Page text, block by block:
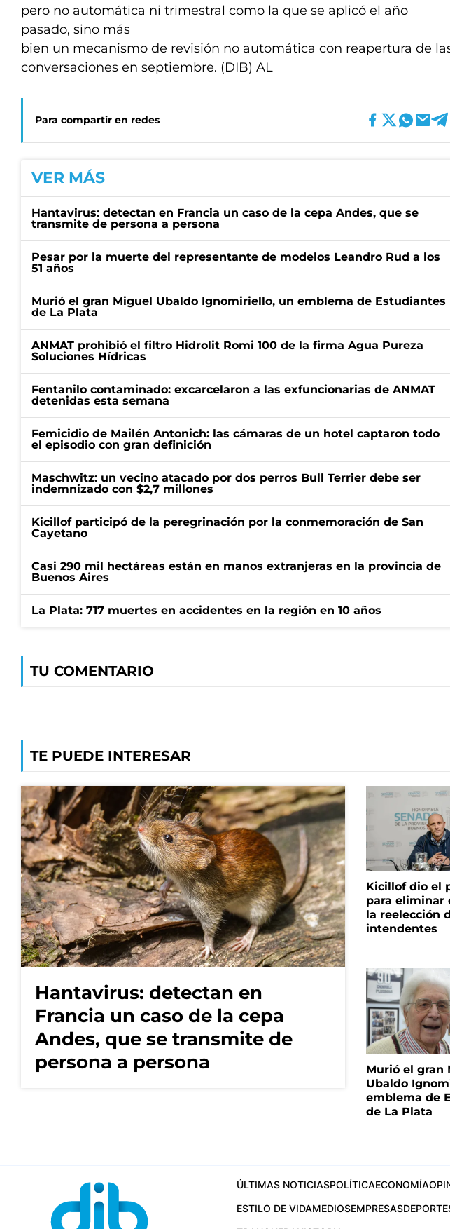
pero no automática ni trimestral como la que se aplicó el año
pasado, sino más
bien un mecanismo de revisión no automática con reapertura de
conversaciones en septiembre. (DIB) AL
Para compartir en redes
VER MÁS
Hantavirus: detectan en Francia un caso de la cepa Andes, que se
transmite de persona a persona
Pesar por la muerte del representante de modelos Leandro Rud a los
51 años
Murió el gran Miguel Ubaldo Ignomiriello, un emblema de Estudiantes
de La Plata
ANMAT prohibió el filtro Hidrolit Romi 100 de la firma Agua Pureza
Soluciones Hídricas
Fentanilo contaminado: excarcelaron a las exfuncionarias de ANMAT
detenidas esta semana
Femicidio de Mailén Antonich: las cámaras de un hotel captaron todo
el episodio con gran definición
Maschwitz: un vecino atacado por dos perros Bull Terrier debe ser
indemnizado con $2,7 millones
Kicillof participó de la peregrinación por la conmemoración de San
Cayetano
Casi 290 mil hectáreas están en manos extranjeras en la provincia de
Buenos Aires
La Plata: 717 muertes en accidentes en la región en 10 años
TU COMENTARIO
TE PUEDE INTERESAR
Hantavirus: detectan en
Francia un caso de la cepa
Andes, que se transmite de
persona a persona
Kicillof dio el
para eliminar
la reelección
intendentes
Murió el gran
Ubaldo
emblema de
de La Plata
ÚLTIMAS NOTICIASPOLÍTICAECONOMÍA
ESTILO DE VIDAMEDIOSEMPRESAS